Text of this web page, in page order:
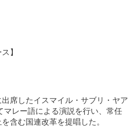
】
席したイスマイル・サブリ・ヤア
マレー語による演説を行い、常任
含む国連改革を提唱した。